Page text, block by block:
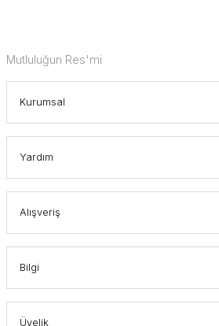
Mutluluğun Res'mi
Kurumsal
Yardım
Alışveriş
Bilgi
Üyelik